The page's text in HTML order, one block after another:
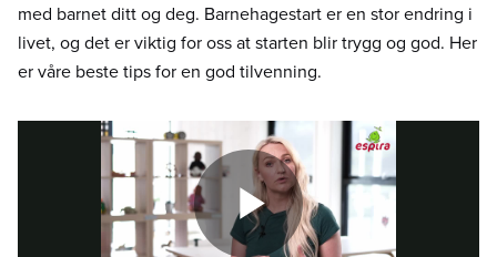
med barnet ditt og deg. Barnehagestart er en stor endring i
livet, og det er viktig for oss at starten blir trygg og god. Her
er våre beste tips for en god tilvenning.